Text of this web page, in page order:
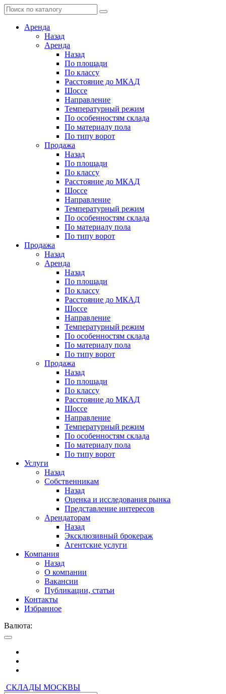
Аренда
Назад
Аренда
Назад
По площади
По классу
Расстояние до МКАД
Шоссе
Направление
Температурный режим
По особенностям склада
По материалу пола
По типу ворот
Продажа
Назад
По площади
По классу
Расстояние до МКАД
Шоссе
Направление
Температурный режим
По особенностям склада
По материалу пола
По типу ворот
Продажа
Назад
Аренда
Назад
По площади
По классу
Расстояние до МКАД
Шоссе
Направление
Температурный режим
По особенностям склада
По материалу пола
По типу ворот
Продажа
Назад
По площади
По классу
Расстояние до МКАД
Шоссе
Направление
Температурный режим
По особенностям склада
По материалу пола
По типу ворот
Услуги
Назад
Собственникам
Назад
Оценка и исследования рынка
Представление интересов
Арендаторам
Назад
Эксклюзивный брокераж
Агентские услуги
Компания
Назад
О компании
Вакансии
Публикации, статьи
Контакты
Избранное
Валюта:
СКЛАДЫ МОСКВЫ